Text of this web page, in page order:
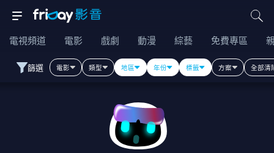
電視頻道 電影 戲劇 動漫 綜藝 免費專區
篩選 電影 類型 地區 年份 標籤 方案 全部清